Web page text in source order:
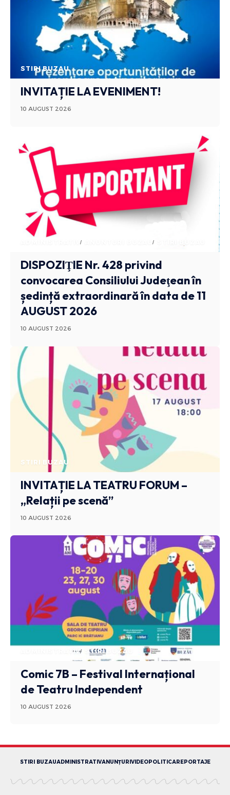
STIRI BUZAU
INVITAȚIE LA EVENIMENT!
10 AUGUST 2026
ADMINISTRATIV ANUNTURI BUZAU
DISPOZIŢIE Nr. 428 privind
convocarea Consiliului Judeţean în
ședință extraordinară în data de 11
AUGUST 2026
10 AUGUST 2026
STIRI BUZAU
INVITAȚIE LA TEATRU FORUM –
„Relații pe scenă”
10 AUGUST 2026
ADMINISTRATIV STIRI BUZAU
Comic 7B – Festival Internațional
de Teatru Independent
10 AUGUST 2026
STIRI BUZAUADMINISTRATIVANUNȚURI VIDEOPOLITICAREPORTAJE